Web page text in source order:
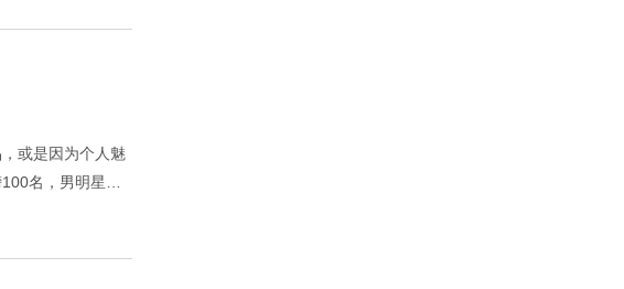
或是因为个人魅
名，男明星排